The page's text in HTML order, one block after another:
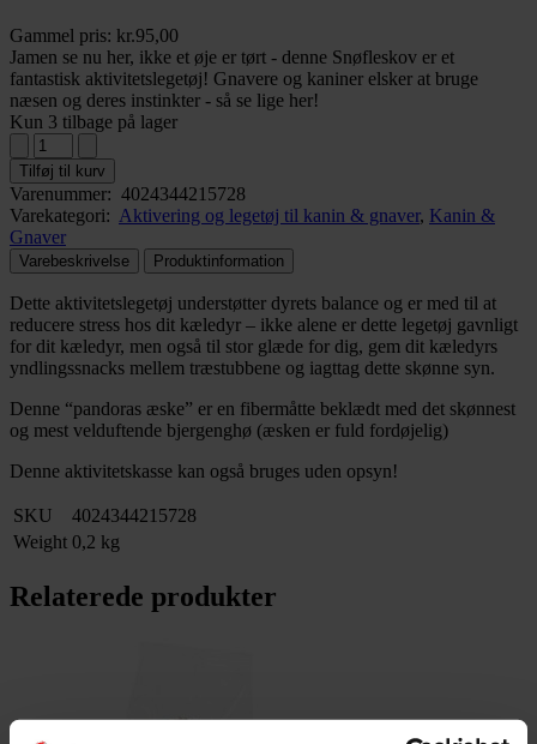
Gammel pris: kr.95,00
Jamen se nu her, ikke et øje er tørt - denne Snøfleskov er et
fantastisk aktivitetslegetøj! Gnavere og kaniner elsker at bruge
næsen og deres instinkter - så se lige her!
Kun 3 tilbage på lager
Tilføj til kurv
Varenummer: 4024344215728
Varekategori: Aktivering og legetøj til kanin & gnaver, Kanin &
Gnaver
Varebeskrivelse Produktinformation
Dette aktivitetslegetøj understøtter dyrets balance og er med til at
reducere stress hos dit kæledyr – ikke alene er dette legetøj gavnligt
for dit kæledyr, men også til stor glæde for dig, gem dit kæledyrs
yndlingssnacks mellem træstubbene og iagttag dette skønne syn.
Denne “pandoras æske” er en fibermåtte beklædt med det skønnest
og mest velduftende bjergenghø (æsken er fuld fordøjelig)
Denne aktivitetskasse kan også bruges uden opsyn!
SKU
4024344215728
Weight 0,2 kg
Relaterede produkter